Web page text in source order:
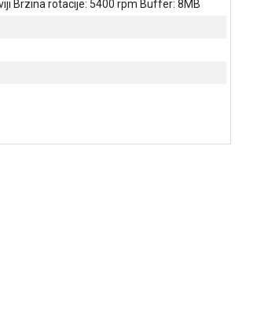
Brzina rotacije: 5400 rpm Buffer: 8MB